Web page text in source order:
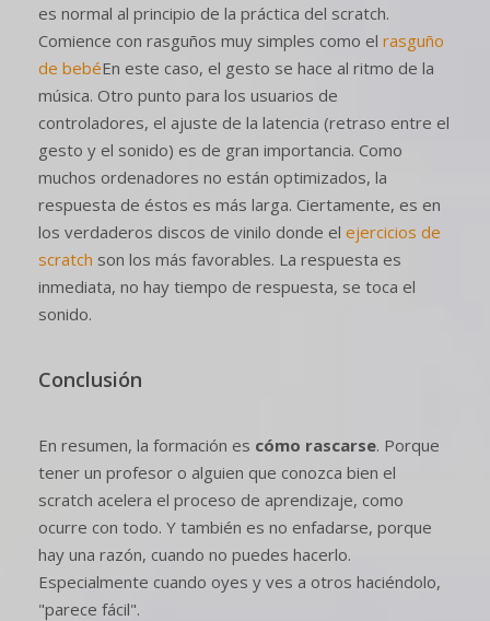
es normal al principio de la práctica del scratch.
Comience con rasguños muy simples como el rasguño
de bebéEn este caso, el gesto se hace al ritmo de la
música. Otro punto para los usuarios de
controladores, el ajuste de la latencia (retraso entre el
gesto y el sonido) es de gran importancia. Como
muchos ordenadores no están optimizados, la
respuesta de éstos es más larga. Ciertamente, es en
los verdaderos discos de vinilo donde el ejercicios de
scratch son los más favorables. La respuesta es
inmediata, no hay tiempo de respuesta, se toca el
sonido.
Conclusión
En resumen, la formación es cómo rascarse. Porque
tener un profesor o alguien que conozca bien el
scratch acelera el proceso de aprendizaje, como
ocurre con todo. Y también es no enfadarse, porque
hay una razón, cuando no puedes hacerlo.
Especialmente cuando oyes y ves a otros haciéndolo,
"parece fácil".